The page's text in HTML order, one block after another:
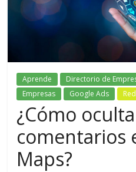
Aprende
Directorio de
Empresas
Google Ads
¿Cómo
comentarios
Maps?